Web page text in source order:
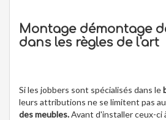
Montage démontage
dans les règles de l'art
Si les jobbers sont spécialisés dans le
leurs attributions ne se limitent pas au
des meubles.Avant d'installer ceux-ci